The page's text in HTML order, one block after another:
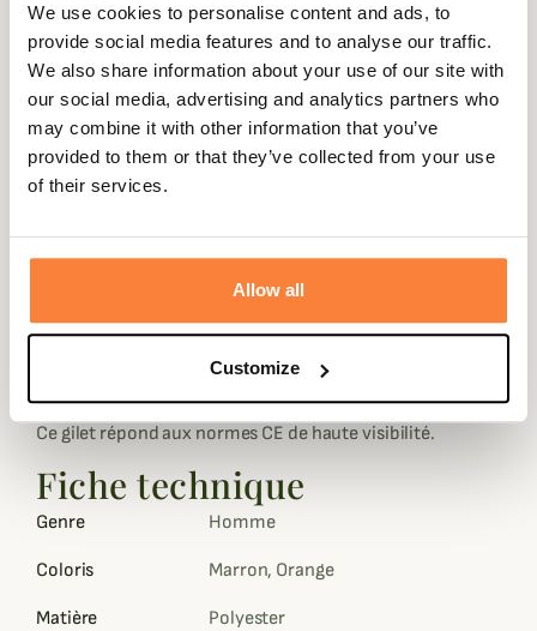
We use cookies to personalise content and ads, to
provide social media features and to analyse our traffic.
We also share information about your use of our site with
our social media, advertising and analytics partners who
may combine it with other information that you’ve
provided to them or that they’ve collected from your use
of their services.
Allow all
Customize
Description
Club Interchassevous propose ce superbe gilet de tir
Hélios au motif camouflage et orange, parfait pour se
dissimuler tout en respectant les législations en vigueur.
Ce gilet Helios possède des empiècements matelassés au
tout en vous donnant un look plus élégant. Son col
montant amène une touche de style supplémentaire.
de poches repose-mains, de deux grandes poches basses
ainsi que de poches intérieures dont une pour y glisser
Ce gilet répond aux normes CE de haute visibilité.
Fiche technique
Genre Homme
Coloris Marron, Orange
Matière Polyester